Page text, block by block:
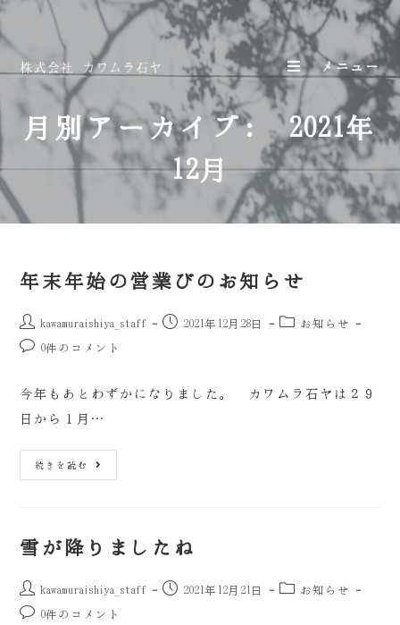
メニュー
月別アーカイブ: 2021年
12月
年末年始の営業びのお知らせ
kawamuraishiya_staff 2021年12月28日 お知らせ
0件のコメント
今年もあとわずかになりました。 カワムラ石ヤは２９
日から１月…
続きを読む
雪が降りましたね
kawamuraishiya_staff 2021年12月21日 お知らせ
0件のコメント